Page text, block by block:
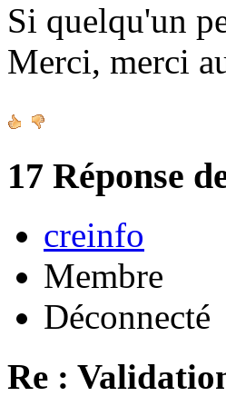
Si quelqu'un
Merci, merci
17 Réponse
creinfo
Membre
Déconnecté
Re :